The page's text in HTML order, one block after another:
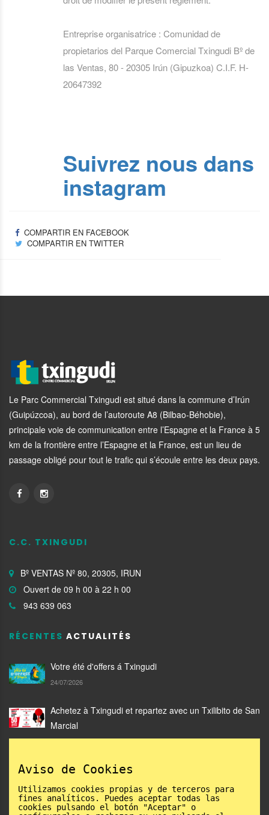
Entreprise organisatrice : Comunidad de
propietarios del Parque Comercial Txingudi Bº de
las Ventas, 80 - 20305 Irún (Gipuzkoa) C.I.F. H-
20647392
Suivrez nous dans
instagram
COMPARTIR EN FACEBOOK
COMPARTIR EN TWITTER
Le Parc Commercial Txingudi est situé dans la commune d’Irún
(Guipúzcoa), au bord de l’autoroute A8 (Bilbao-Béhobie),
principale voie de communication entre l’Espagne et la France à 5
km de la frontière entre l’Espagne et la France, est un lieu de
passage obligé pour tout le trafic qui s’écoule entre les deux pays.
C.C. TXINGUDI
Bº VENTAS Nº 80, 20305, IRUN
Ouvert de 09 h 00 à 22 h 00
943 639 063
RÉCENTES ACTUALITÉS
Votre été d'offers á Txingudi
24/07/2026
Achetez à Txingudi et repartez avec un Txilibito de San
Marcial
05/06/2026
Catalogue Txingudi Mode 2026: gagnants
Aviso de Cookies
Utilizamos cookies propias y de terceros para
fines analíticos. Puedes aceptar todas las
cookies pulsando el botón "Aceptar" o